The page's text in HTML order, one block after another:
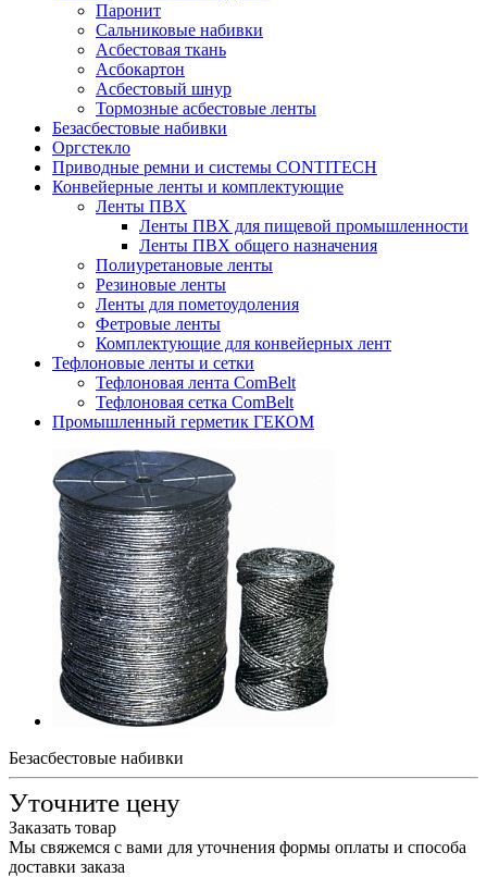
Паронит
Сальниковые набивки
Асбестовая ткань
Асбокартон
Асбестовый шнур
Тормозные асбестовые ленты
Безасбестовые набивки
Оргстекло
Приводные ремни и системы CONTITECH
Конвейерные ленты и комплектующие
Ленты ПВХ
Ленты ПВХ для пищевой промышленности
Ленты ПВХ общего назначения
Полиуретановые ленты
Резиновые ленты
Ленты для пометоудоления
Фетровые ленты
Комплектующие для конвейерных лент
Тефлоновые ленты и сетки
Тефлоновая лента ComBelt
Тефлоновая сетка ComBelt
Промышленный герметик ГЕКОМ
Безасбестовые набивки
Уточните цену
Заказать товар
Мы свяжемся с вами для уточнения формы оплаты и способа
доставки заказа